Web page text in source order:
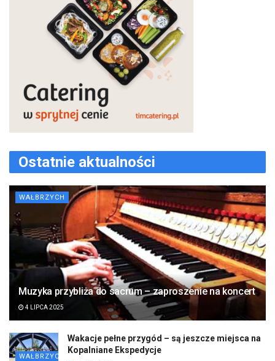
Ostatnie aktualności
WAŁBRZYCH
Muzyka przybliża do sacrum – zaproszenie na koncert
4 LIPCA 2025
WAŁBRZYCH
Wakacje pełne przygód – są jeszcze miejsca na
Kopalniane Ekspedycje